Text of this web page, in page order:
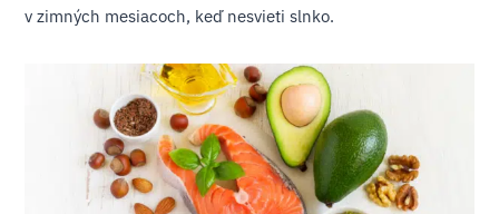
v zimných mesiacoch, keď nesvieti slnko.